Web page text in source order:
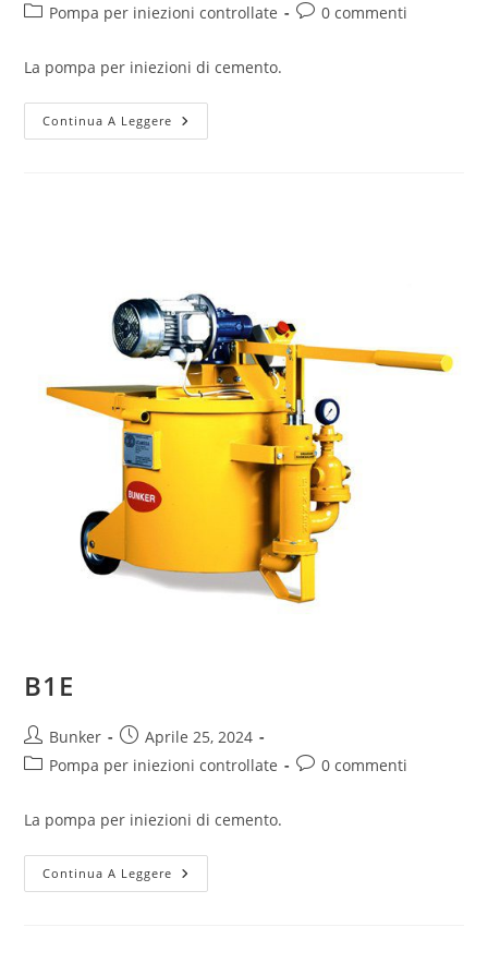
Pompa per iniezioni controllate
0 commenti
La pompa per iniezioni di cemento.
Continua A Leggere
B1E
Bunker
Aprile 25, 2024
Pompa per iniezioni controllate
0 commenti
La pompa per iniezioni di cemento.
Continua A Leggere